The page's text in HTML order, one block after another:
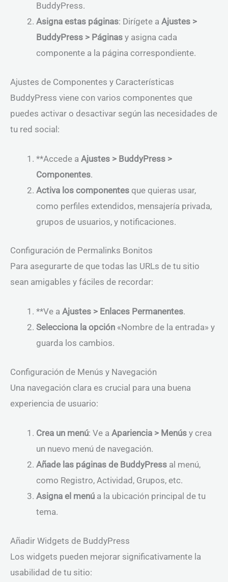
BuddyPress.
Asigna estas páginas: Dirígete a Ajustes >
BuddyPress > Páginas y asigna cada
componente a la página correspondiente.
Ajustes de Componentes y Características
BuddyPress viene con varios componentes que
puedes activar o desactivar según las necesidades de
tu red social:
**Accede a Ajustes > BuddyPress >
Componentes.
Activa los componentes que quieras usar,
como perfiles extendidos, mensajería privada,
grupos de usuarios, y notificaciones.
Configuración de Permalinks Bonitos
Para asegurarte de que todas las URLs de tu sitio
sean amigables y fáciles de recordar:
**Ve a Ajustes > Enlaces Permanentes.
Selecciona la opción «Nombre de la entrada» y
guarda los cambios.
Configuración de Menús y Navegación
Una navegación clara es crucial para una buena
experiencia de usuario:
Crea un menú: Ve a Apariencia > Menús y crea
un nuevo menú de navegación.
Añade las páginas de BuddyPress al menú,
como Registro, Actividad, Grupos, etc.
Asigna el menú a la ubicación principal de tu
tema.
Añadir Widgets de BuddyPress
Los widgets pueden mejorar significativamente la
usabilidad de tu sitio: